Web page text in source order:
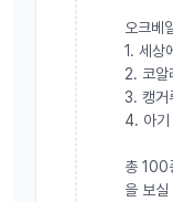
오크베
1. 세상
2. 코알
3. 캥거
4. 아기
총 100
을 보실